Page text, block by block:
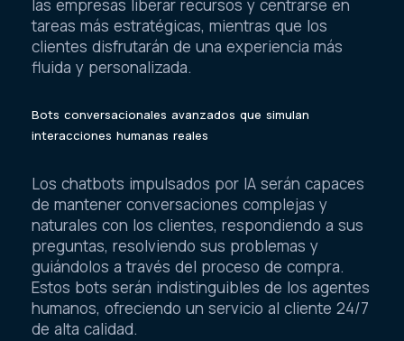
las empresas liberar recursos y centrarse en
tareas más estratégicas, mientras que los
clientes disfrutarán de una experiencia más
fluida y personalizada.
Bots conversacionales avanzados que simulan
interacciones humanas reales
Los chatbots impulsados por IA serán capaces
de mantener conversaciones complejas y
naturales con los clientes, respondiendo a sus
preguntas, resolviendo sus problemas y
guiándolos a través del proceso de compra.
Estos bots serán indistinguibles de los agentes
humanos, ofreciendo un servicio al cliente 24/7
de alta calidad.